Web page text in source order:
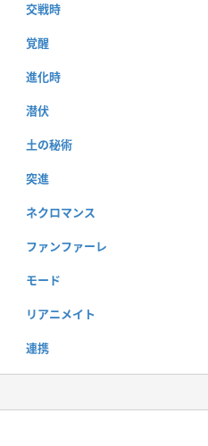
交戦時
覚醒
進化時
潜伏
土の秘術
突進
ネクロマンス
ファンファーレ
モード
リアニメイト
連携